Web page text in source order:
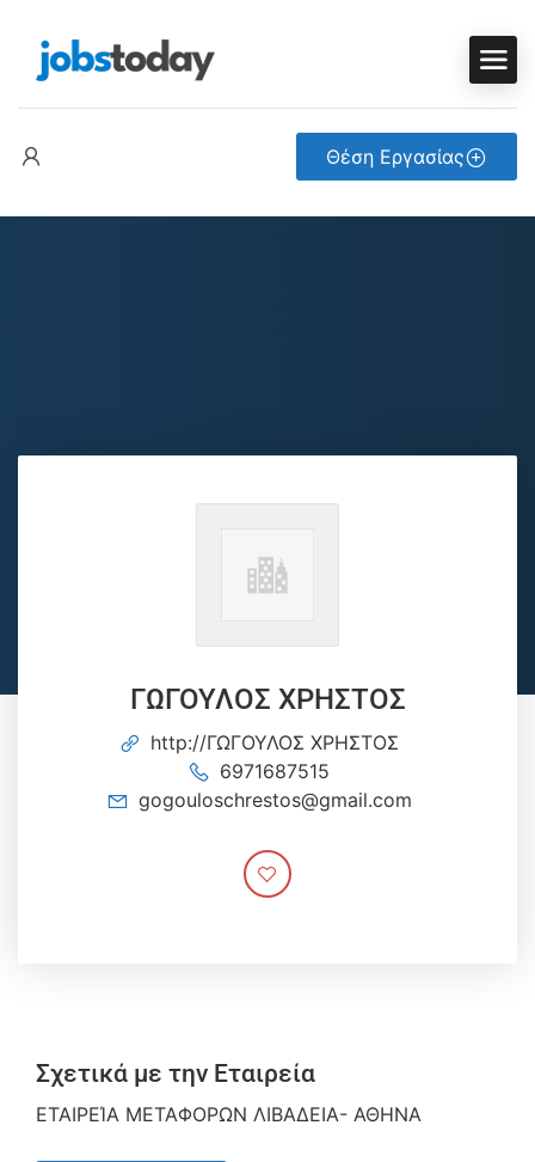
Θέση Εργασίας
ΓΩΓΟΥΛΟΣ ΧΡΗΣΤΟΣ
http://ΓΩΓΟΥΛΟΣ ΧΡΗΣΤΟΣ
6971687515
gogouloschrestos@gmail.com
Σχετικά με την Εταιρεία
ΕΤΑΙΡΕΊΑ ΜΕΤΑΦΟΡΩΝ ΛΙΒΑΔΕΙΑ- ΑΘΗΝΑ